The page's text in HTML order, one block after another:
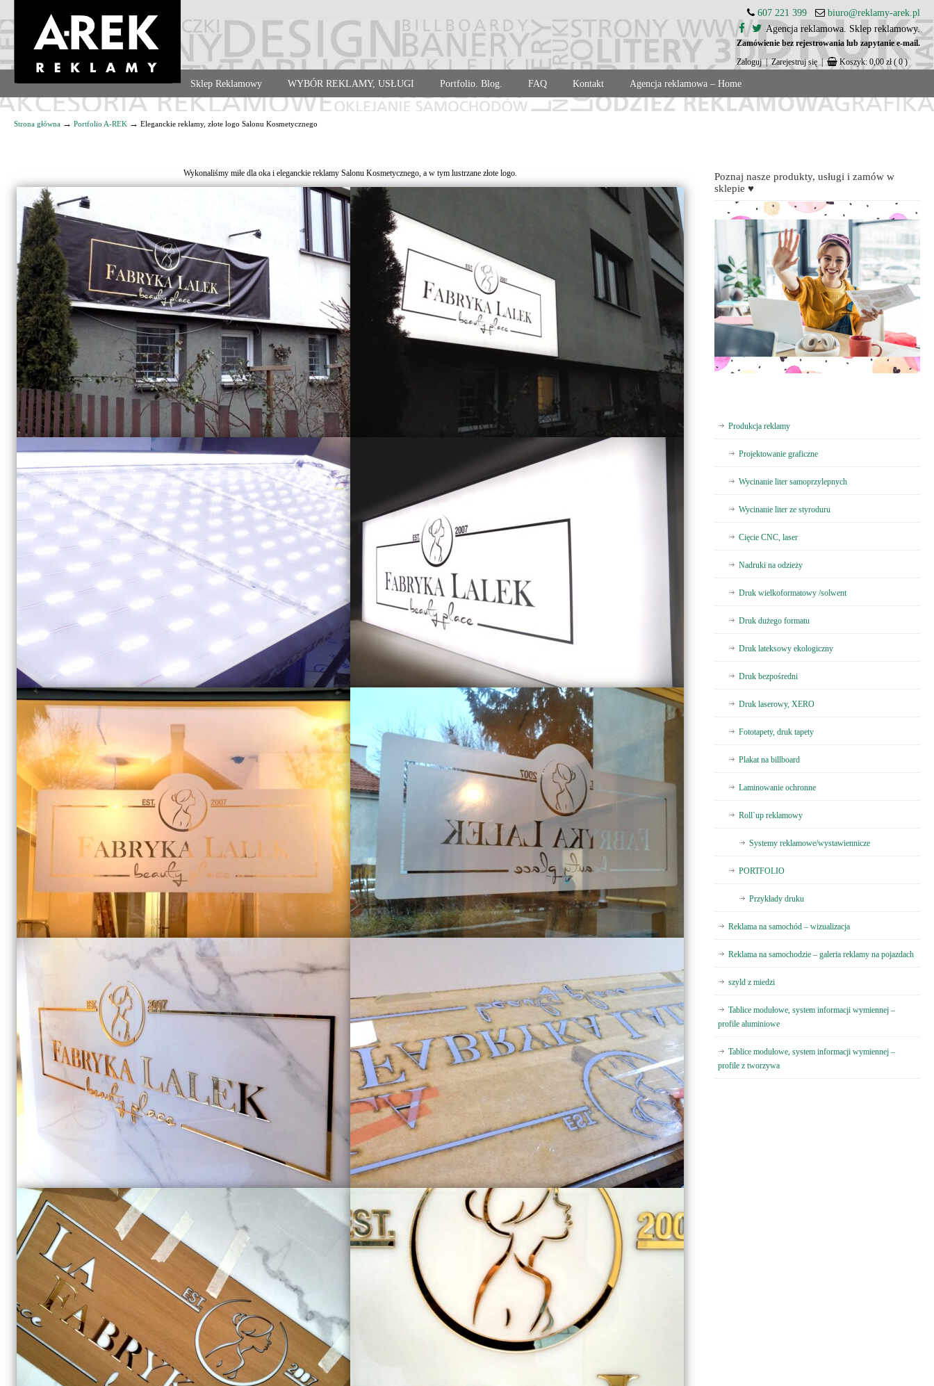
Agencja reklamowa. Reklama – usługi, druk
607 221 399
biuro@reklamy-arek.pl
Agencja reklamowa. Sklep reklamowy.
Zamówienie bez rejestrowania lub zapytanie e-mail.
Zaloguj | Zarejestruj się | Koszyk: 0,00zł ( 0 )
Sklep Reklamowy WYBÓR REKLAMY, USŁUGI Portfolio. Blog. FAQ Kontakt Agencja reklamowa – Home
Strona główna → Portfolio A-REK → Eleganckie reklamy, złote logo Salonu Kosmetycznego
Wykonaliśmy miłe dla oka i eleganckie reklamy Salonu Kosmetycznego, a w tym lustrzane złote logo.
Poznaj nasze produkty, usługi i zamów w
sklepie ♥
Produkcja reklamy
Projektowanie graficzne
Wycinanie liter samoprzylepnych
Wycinanie liter ze styroduru
Cięcie CNC, laser
Nadruki na odzieży
Druk wielkoformatowy /solwent
Druk dużego formatu
Druk lateksowy ekologiczny
Druk bezpośredni
Druk laserowy, XERO
Fototapety, druk tapety
Plakat na billboard
Laminowanie ochronne
Roll`up reklamowy
Systemy reklamowe/wystawiennicze
PORTFOLIO
Przykłady druku
Reklama na samochód – wizualizacja
Reklama na samochodzie – galeria reklamy na pojazdach
szyld z miedzi
Tablice modułowe, system informacji wymiennej –
profile aluminiowe
Tablice modułowe, system informacji wymiennej –
profile z tworzywa